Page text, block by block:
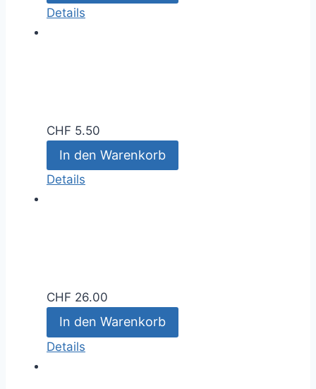
Details
CHF 5.50
In den Warenkorb
Details
CHF 26.00
In den Warenkorb
Details